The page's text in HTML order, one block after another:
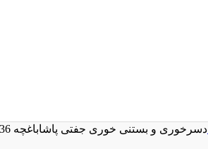
دسرخوری و بستنی خوری جفتی پاشاباغچه 68136